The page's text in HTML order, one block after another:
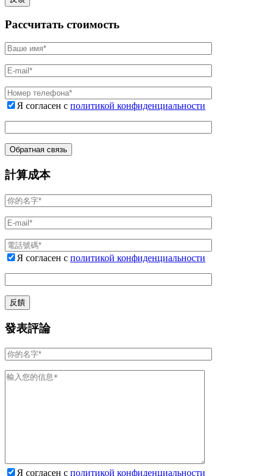
Рассчитать стоимость
Я согласен с политикой конфиденциальности
計算成本
Я согласен с политикой конфиденциальности
發表評論
Я согласен с политикой конфиденциальности